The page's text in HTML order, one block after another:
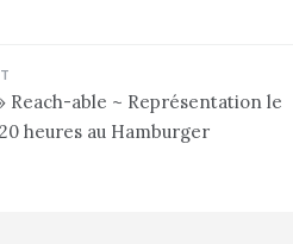
Reach-able ~ Représentation le
heures au Hamburger